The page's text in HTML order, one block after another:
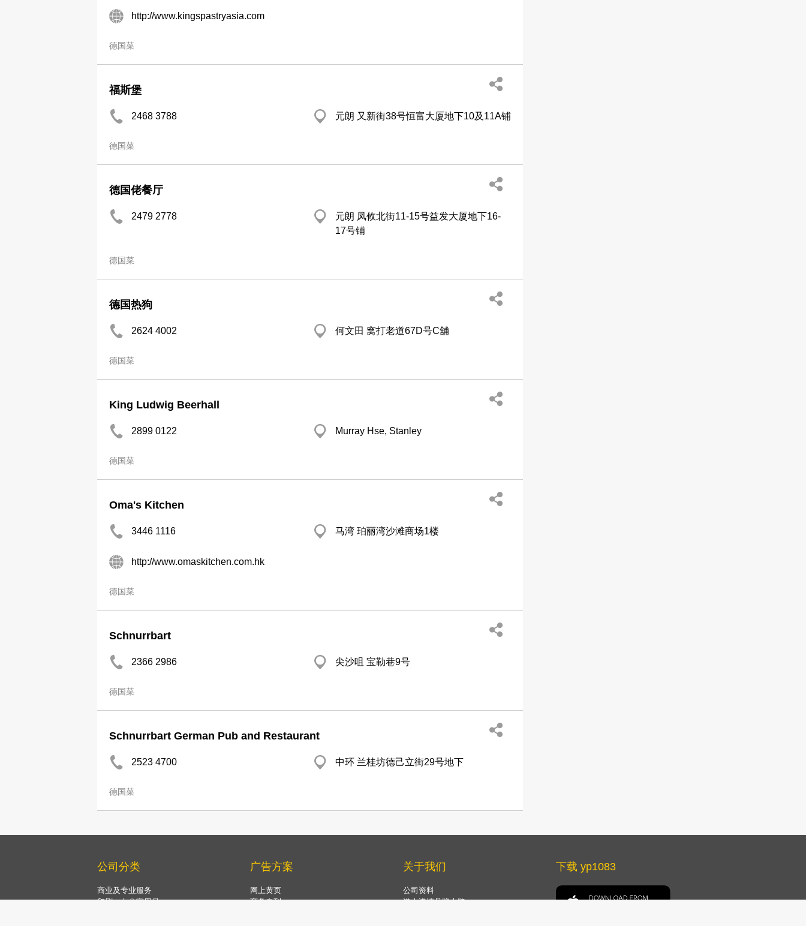
http://www.kingspastryasia.com
德国菜
福斯堡
2468 3788 元朗 又新街38号恒富大厦地下10及11A铺
德国菜
德国佬餐厅
2479 2778
元朗 凤攸北街11-15号益发大厦地下16-
17号铺
德国菜
德国热狗
2624 4002 何文田 窝打老道67D号C舖
德国菜
King Ludwig Beerhall
2899 0122 Murray Hse, Stanley
德国菜
Oma's Kitchen
3446 1116 马湾 珀丽湾沙滩商场1楼
http://www.omaskitchen.com.hk
德国菜
Schnurrbart
2366 2986 尖沙咀 宝勒巷9号
德国菜
Schnurrbart German Pub and Restaurant
2523 4700 中环 兰桂坊德己立街29号地下
德国菜
公司分类
商业及专业服务
印刷、办公室用品
广告方案
网上黄页
商务专刊
关于我们
公司资料
港人港情品牌大奖
下载 yp1083